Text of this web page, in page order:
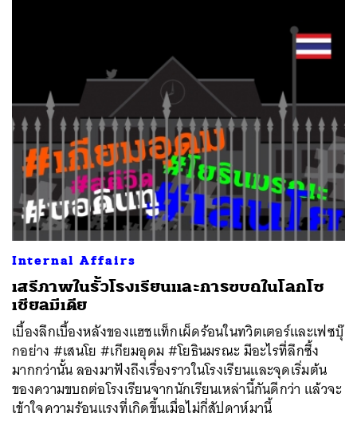
Internal Affairs
เสรีภาพในรั้วโรงเรียนและการขบถในโลกโซ
เชียลมีเดีย
เบื้องลึกเบื้องหลังของแฮชแท็กเผ็ดร้อนในทวิตเตอร์และเฟซบุ๊
กอย่าง #เสนโย #เกียมอุดม #โยธินมรณะ มีอะไรที่ลึกซึ้ง
มากกว่านั้น ลองมาฟังถึงเรื่องราวในโรงเรียนและจุดเริ่มต้น
ของความขบถต่อโรงเรียนจากนักเรียนเหล่านี้กันดีกว่า แล้วจะ
เข้าใจความร้อนแรงที่เกิดขึ้นเมื่อไม่กี่สัปดาห์มานี้